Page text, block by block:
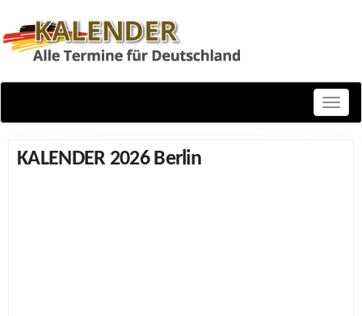
Toggle
KALENDER 2026 Berlin